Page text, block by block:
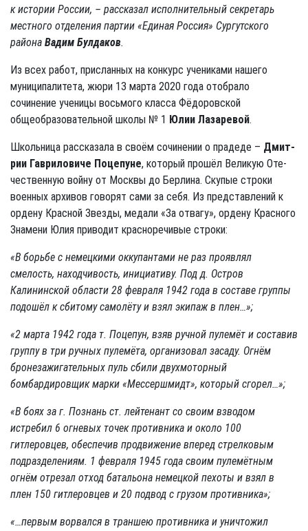
к истории России, – рассказал исполнительный секретарь
местного отделения партии «Единая Россия» Сургутского
района Вадим Булдаков.
Из всех работ, присланных на конкурс учениками нашего
муниципалитета, жюри 13 марта 2020 года отобрало
сочинение ученицы восьмого класса Фёдоровской
общеобразовательной школы № 1 Юлии Лазаревой.
Школьница рассказала в своём сочинении о прадеде – Дмит­
рии Гавриловиче Поцепуне, который прошёл Великую Оте­
чественную войну от Москвы до Берлина. Скупые строки
военных архивов говорят сами за себя. Из представлений к
ордену Красной Звезды, медали «За отвагу», ордену Красного
Знамени Юлия приводит красноречивые строки:
«В борьбе с немецкими оккупантами не раз проявлял
смелость, находчивость, инициативу. Под д. Остров
Калининской области 28 февраля 1942 года в составе группы
подошёл к сбитому самолёту и взял экипаж в плен…»;
«2 марта 1942 года т. Поцепун, взяв ручной пулемёт и составив
группу в три ручных пулемёта, организовал засаду. Огнём
бронезажигательных пуль сбили двухмоторный
бомбардировщик марки «Мессершмидт», который сгорел…»;
«В боях за г. Познань ст. лейтенант со своим взводом
истребил 6 огневых точек противника и около 100
гитлеровцев, обеспечив продвижение вперед стрелковым
подразделениям. 1 февраля 1945 года своим пулемётным
огнём отрезал отход батальона немецкой пехоты и взял в
плен 150 гитлеровцев и 20 подвод с грузом противника»;
«…первым ворвался в траншею противника и уничтожил